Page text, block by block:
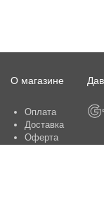
О магазине
Оплата
Доставка
Оферта